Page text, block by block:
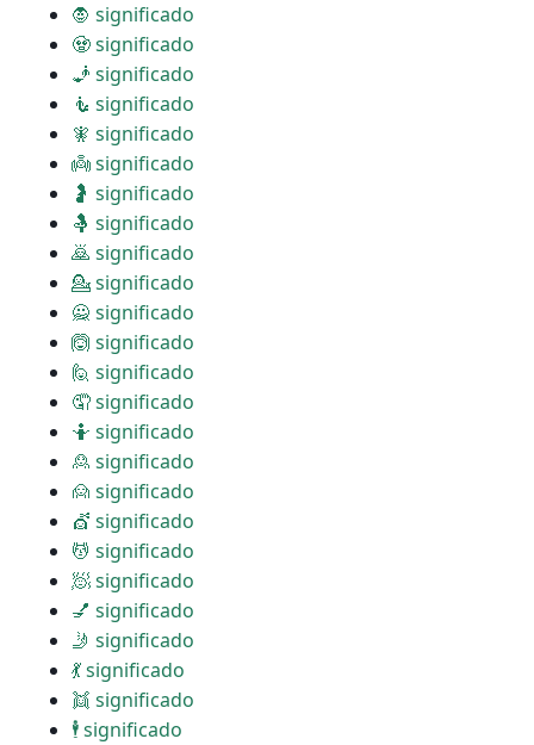
🧛 significado
🧟 significado
🧞 significado
🧜 significado
🧚 significado
👼 significado
🤰 significado
🤱 significado
🙇 significado
💁 significado
🙅 significado
🙆 significado
🙋 significado
🤦 significado
🤷 significado
🙎 significado
🙍 significado
💇 significado
💆 significado
🧖 significado
💅 significado
🤳 significado
💃 significado
👯 significado
🕴 significado